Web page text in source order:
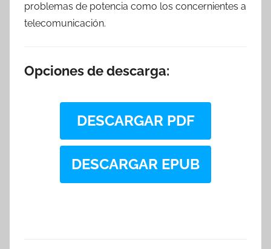
problemas de potencia como los concernientes a
telecomunicación.
Opciones de descarga:
DESCARGAR PDF
DESCARGAR EPUB